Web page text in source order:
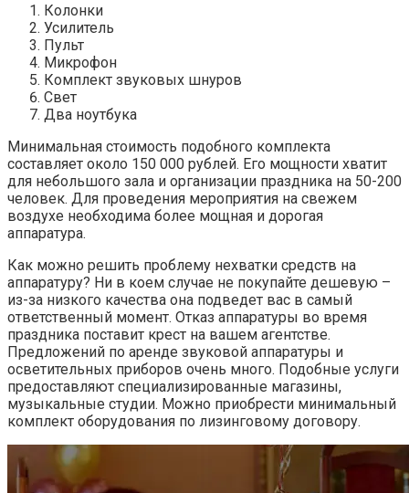
Колонки
Усилитель
Пульт
Микрофон
Комплект звуковых шнуров
Свет
Два ноутбука
Минимальная стоимость подобного комплекта
составляет около 150 000 рублей. Его мощности хватит
для небольшого зала и организации праздника на 50-200
человек. Для проведения мероприятия на свежем
воздухе необходима более мощная и дорогая
аппаратура.
Как можно решить проблему нехватки средств на
аппаратуру? Ни в коем случае не покупайте дешевую –
из-за низкого качества она подведет вас в самый
ответственный момент. Отказ аппаратуры во время
праздника поставит крест на вашем агентстве.
Предложений по аренде звуковой аппаратуры и
осветительных приборов очень много. Подобные услуги
предоставляют специализированные магазины,
музыкальные студии. Можно приобрести минимальный
комплект оборудования по лизинговому договору.